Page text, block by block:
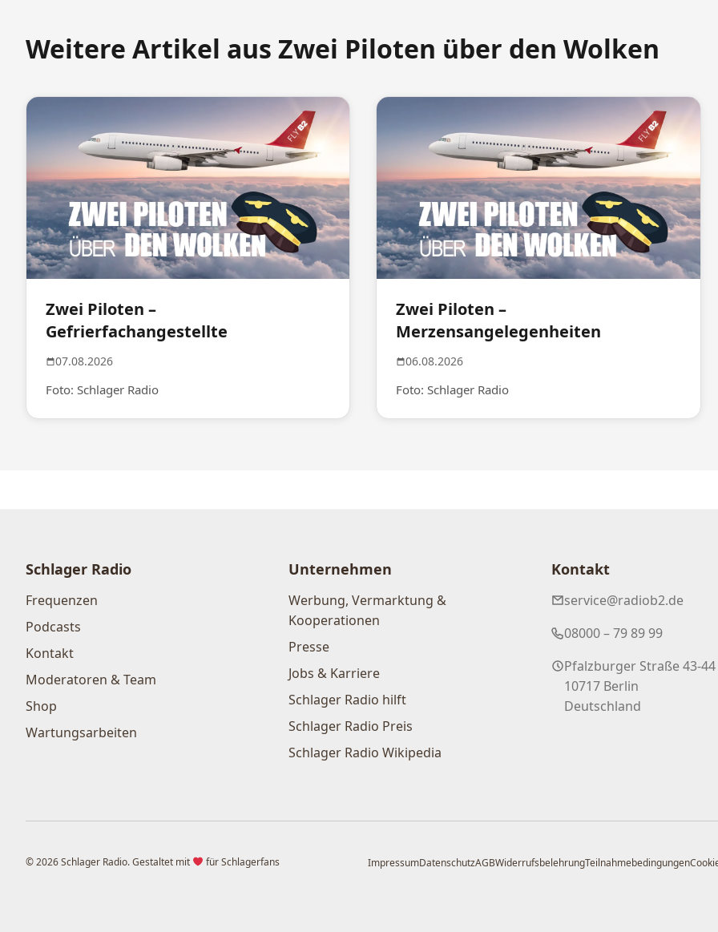
Weitere Artikel aus Zwei Piloten über den Wolken
Zwei Piloten –
Gefrierfachangestellte
07.08.2026
Foto: Schlager Radio
Zwei Piloten –
Merzensangelegenheiten
06.08.2026
Foto: Schlager Radio
Schlager Radio
Frequenzen
Podcasts
Kontakt
Moderatoren & Team
Shop
Wartungsarbeiten
Unternehmen
Werbung, Vermarktung &
Kooperationen
Presse
Jobs & Karriere
Schlager Radio hilft
Schlager Radio Preis
Schlager Radio Wikipedia
Kontakt
service@radiob2.de
08000 – 79 89 99
Pfalzburger Straße 43-44
10717 Berlin
Deutschland
© 2026 Schlager Radio. Gestaltet mit für Schlagerfans ImpressumDatenschutzAGBWiderrufsbelehrungTeilnahmebedingungen